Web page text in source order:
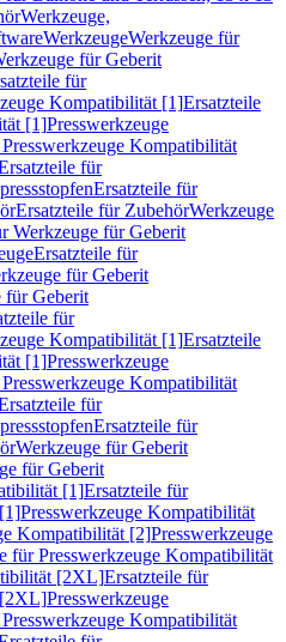
Werkzeuge,
WerkzeugeWerkzeuge für
für Geberit
für
Kompatibilität [1]Ersatzteile
[1]Presswerkzeuge
Kompatibilität
für
Ersatzteile für
Ersatzteile für ZubehörWerkzeuge
Werkzeuge für Geberit
Ersatzteile für
für Geberit
für Geberit
für
Kompatibilität [1]Ersatzteile
[1]Presswerkzeuge
Kompatibilität
für
Ersatzteile für
Werkzeuge für Geberit
für Geberit
[1]Ersatzteile für
Presswerkzeuge Kompatibilität
Kompatibilität [2]Presswerkzeuge
für Presswerkzeuge Kompatibilität
[2XL]Ersatzteile für
[2XL]Presswerkzeuge
Kompatibilität